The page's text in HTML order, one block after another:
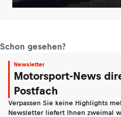
Schon gesehen?
Newsletter
Motorsport-News
Postfach
Verpassen Sie keine Highlights
Newsletter liefert Ihnen zweimal